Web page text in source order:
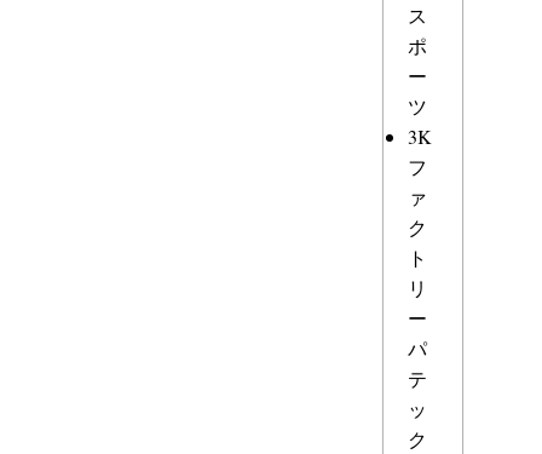
ス
ポ
ー
ツ
3K
フ
ァ
ク
ト
リ
ー
パ
テ
ッ
ク